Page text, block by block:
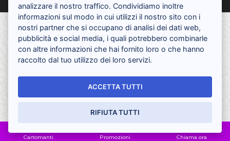
Cartomanti Promozioni Chiama ora
analizzare il nostro traffico. Condividiamo inoltre
informazioni sul modo in cui utilizzi il nostro sito con i
nostri partner che si occupano di analisi dei dati web,
pubblicità e social media, i quali potrebbero combinarle
con altre informazioni che hai fornito loro o che hanno
raccolto dal tuo utilizzo dei loro servizi.
ACCETTA TUTTI
RIFIUTA TUTTI